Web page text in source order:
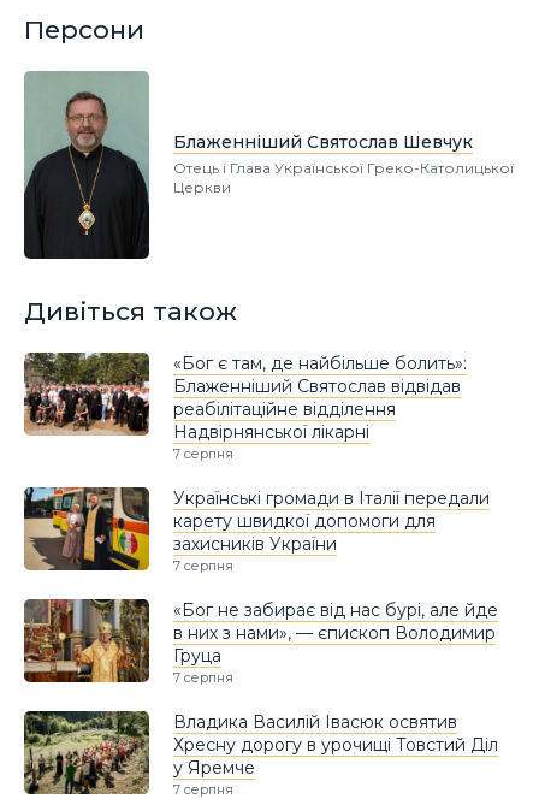
Персони
Блаженніший Святослав Шевчук
Отець і Глава Української Греко-Католицької
Церкви
Дивіться також
«Бог є там, де найбільше болить»:
Блаженніший Святослав відвідав
реабілітаційне відділення
Надвірнянської лікарні
7 серпня
Українські громади в Італії передали
карету швидкої допомоги для
захисників України
7 серпня
«Бог не забирає від нас бурі, але йде
в них з нами», — єпископ Володимир
Груца
7 серпня
Владика Василій Івасюк освятив
Хресну дорогу в урочищі Товстий Діл
у Яремче
7 серпня